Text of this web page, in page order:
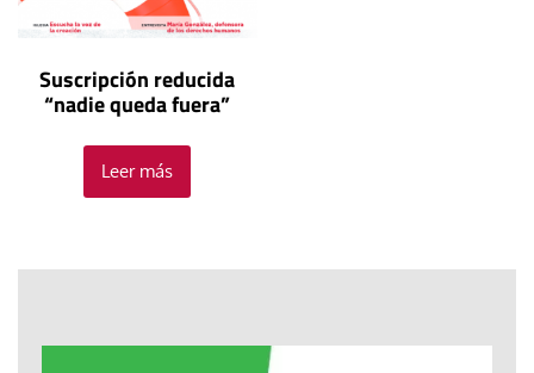
Suscripción reducida
“nadie queda fuera”
Leer más